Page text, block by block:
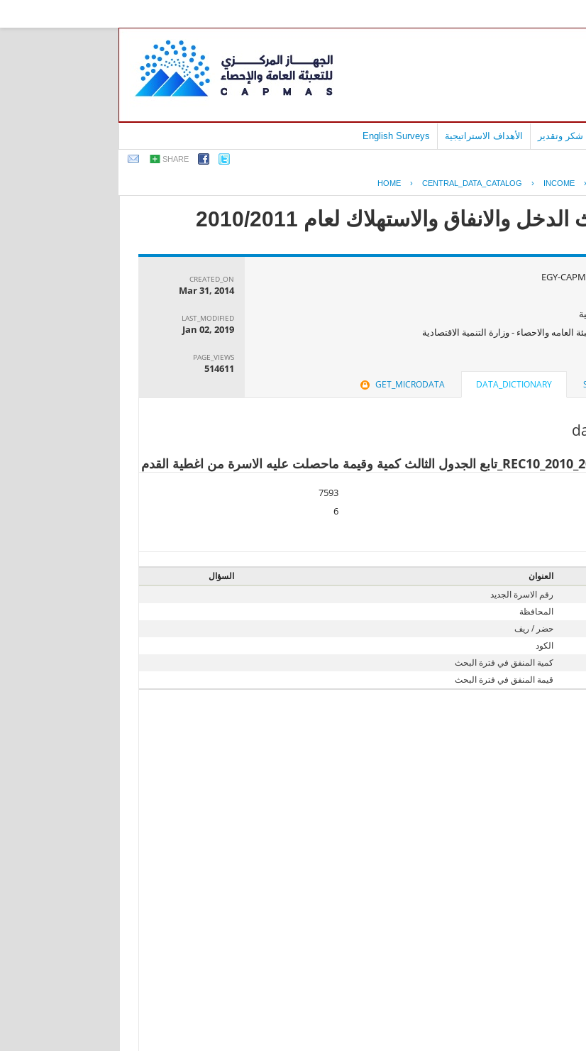
شكر وتقدير الأهداف الاستراتيجية English Surveys
SHARE
HOME › CENTRAL_DATA_CATALOG › INCOME ›
والانفاق والاستهلاك لعام 2010/2011
EGY-
العامه والاحصاء - وزارة التنمية الاقتصادية
CREATED_ON
Mar 31, 2014
LAST_MODIFIED
Jan 02, 2019
PAGE_VIEWS
514611
DATA_DICTIONARY
GET_MICRODATA
7593
6
العنوان
السؤال
رقم الاسرة الجديد
المحافظة
حضر / ريف
الكود
كمية المنفق في فترة البحث
قيمة المنفق في فترة البحث